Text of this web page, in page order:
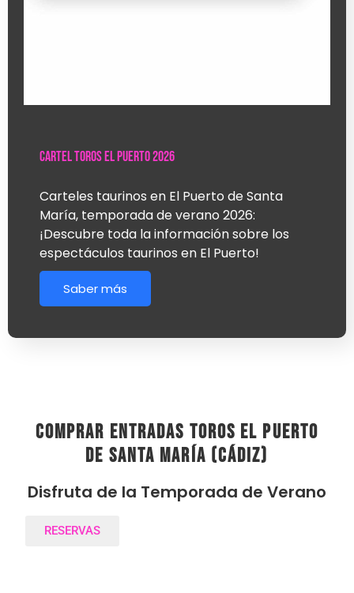
Cartel toros El Puerto 2026
Carteles taurinos en El Puerto de Santa
María, temporada de verano 2026:
¡Descubre toda la información sobre los
espectáculos taurinos en El Puerto!
Saber más
comprar entradas toros El Puerto
de Santa María (Cádiz)
Disfruta de la Temporada de Verano
RESERVAS